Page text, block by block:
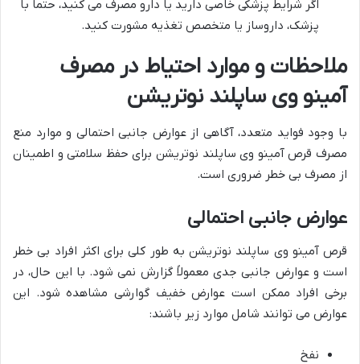
اگر شرایط پزشکی خاصی دارید یا دارو مصرف می کنید، حتماً با
پزشک، داروساز یا متخصص تغذیه مشورت کنید.
ملاحظات و موارد احتیاط در مصرف
آمینو وی ساپلند نوتریشن
با وجود فواید متعدد، آگاهی از عوارض جانبی احتمالی و موارد منع
مصرف قرص آمینو وی ساپلند نوتریشن برای حفظ سلامتی و اطمینان
از مصرف بی خطر ضروری است.
عوارض جانبی احتمالی
قرص آمینو وی ساپلند نوتریشن به طور کلی برای اکثر افراد بی خطر
است و عوارض جانبی جدی معمولاً گزارش نمی شود. با این حال، در
برخی افراد ممکن است عوارض خفیف گوارشی مشاهده شود. این
عوارض می توانند شامل موارد زیر باشند:
نفخ